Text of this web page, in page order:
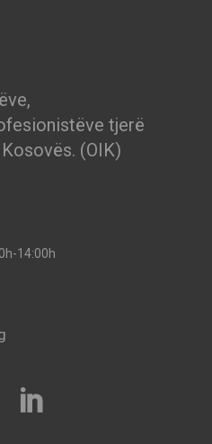
tjerë
(OIK)
14:00h